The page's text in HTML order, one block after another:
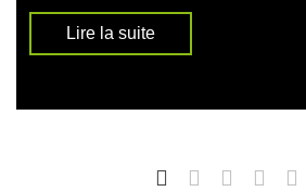
Lire la suite